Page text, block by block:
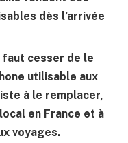
dès l’arrivée
faut cesser de le
utilisable aux
à le remplacer,
en France et à
voyages.